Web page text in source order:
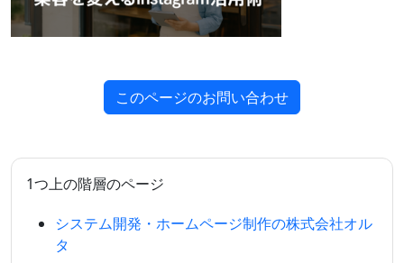
このページのお問い合わせ
1つ上の階層のページ
システム開発・ホームページ制作の株式会社オル
タ